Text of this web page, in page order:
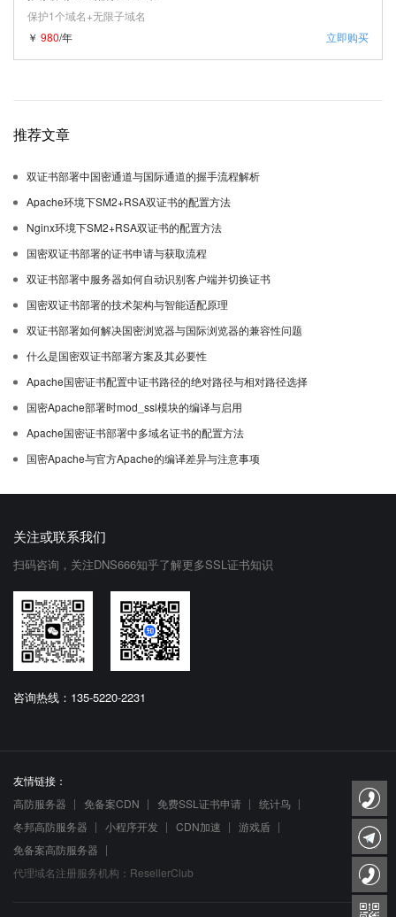
保护1个域名+无限子域名
立即购买
￥ 980/年
推荐文章
双证书部署中国密通道与国际通道的握手流程解析
Apache环境下SM2+RSA双证书的配置方法
Nginx环境下SM2+RSA双证书的配置方法
国密双证书部署的证书申请与获取流程
双证书部署中服务器如何自动识别客户端并切换证书
国密双证书部署的技术架构与智能适配原理
双证书部署如何解决国密浏览器与国际浏览器的兼容性问题
什么是国密双证书部署方案及其必要性
Apache国密证书配置中证书路径的绝对路径与相对路径选择
国密Apache部署时mod_ssl模块的编译与启用
Apache国密证书部署中多域名证书的配置方法
国密Apache与官方Apache的编译差异与注意事项
关注或联系我们
扫码咨询，关注DNS666知乎了解更多SSL证书知识
咨询热线：135-5220-2231
友情链接：
高防服务器
免备案CDN 免费SSL证书申请
统计鸟
冬邦高防服务器
小程序开发 CDN加速
游戏盾
免备案高防服务器
代理域名注册服务机构：ResellerClub